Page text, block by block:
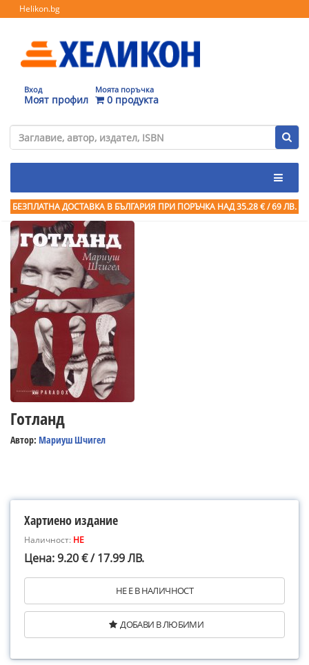
Helikon.bg
Вход
Моят профил
Моята поръчка
0 продукта
БЕЗПЛАТНА ДОСТАВКА В БЪЛГАРИЯ ПРИ ПОРЪЧКА НАД 35.28 € / 69 ЛВ.
Готланд
Автор: Мариуш Шчигел
Хартиено издание
Наличност: НЕ
Цена: 9.20 € / 17.99 ЛВ.
НЕ Е В НАЛИЧНОСТ
ДОБАВИ В ЛЮБИМИ